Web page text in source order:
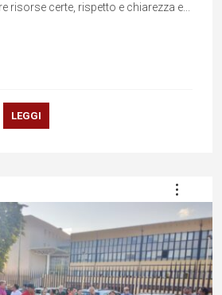
risorse certe, rispetto e chiarezza e...
LEGGI